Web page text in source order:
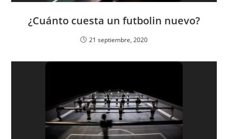
¿Cuánto cuesta un futbolin nuevo?
21 septiembre, 2020